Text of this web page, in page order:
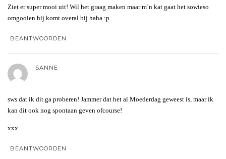
Ziet er super mooi uit! Wil het graag maken maar m’n kat gaat het sowieso
omgooien hij komt overal bij haha :p
BEANTWOORDEN
SANNE
sws dat ik dit ga proberen! Jammer dat het al Moederdag geweest is, maar ik
kan dit ook nog spontaan geven ofcourse!
xxx
BEANTWOORDEN